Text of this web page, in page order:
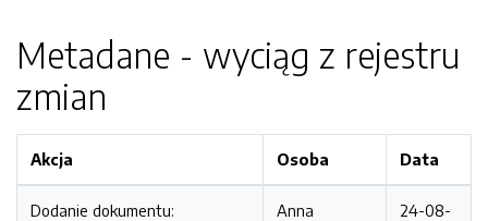
Metadane - wyciąg z rejestru
zmian
Akcja Osoba Data
Dodanie dokumentu:
Anna
24-08-